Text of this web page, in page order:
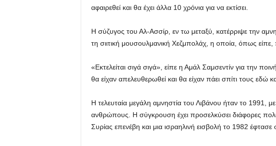
αφαιρεθεί και θα έχει άλλα 10 χρόνια για να εκτίσει.
Η σύζυγος του Αλ-Ασσίρ, εν τω μεταξύ, κατέρριψε την
τη σιιτική μουσουλμανική Χεζμπολάχ, η οποία, όπως
«Εκτελείται σιγά σιγά», είπε η Αμάλ Σαμσεντίν για την
θα είχαν απελευθερωθεί και θα είχαν πάει σπίτι τους εδώ
Η τελευταία μεγάλη αμνηστία του Λιβάνου ήταν το 1991,
ανθρώπους. Η σύγκρουση έχει προσελκύσει διάφορες
Συρίας επενέβη και μια ισραηλινή εισβολή το 1982 έφτασε